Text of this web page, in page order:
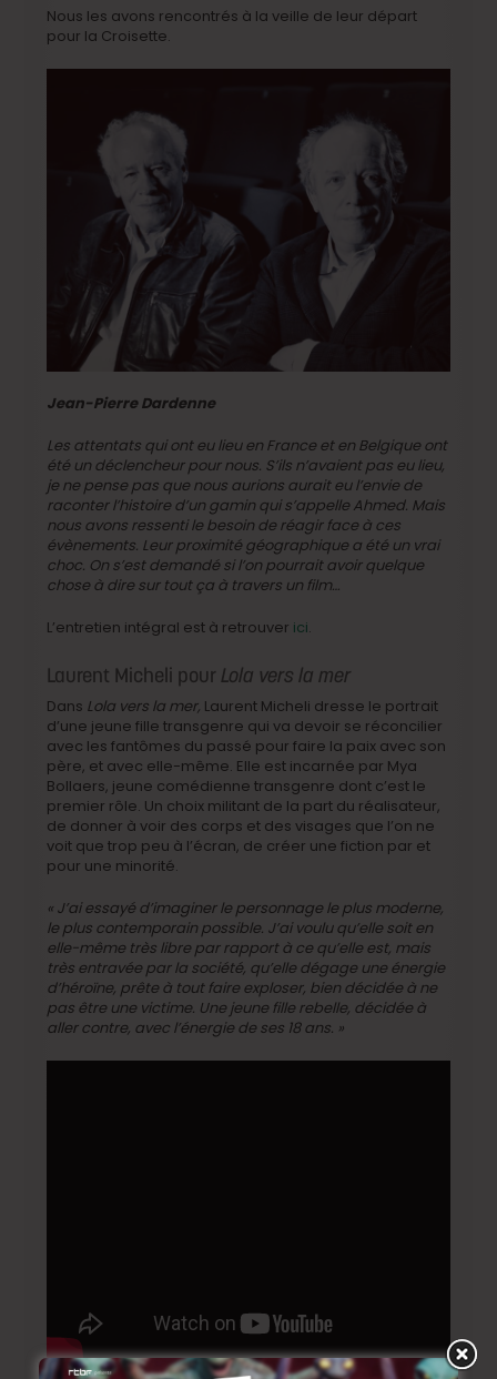
Nous les avons rencontrés à la veille de leur départ
pour la Croisette.
Jean-Pierre Dardenne
Les attentats qui ont eu lieu en France et en Belgique ont
été un déclencheur pour nous. S’ils n’avaient pas eu lieu,
je ne pense pas que nous aurions aurait eu l’envie de
raconter l’histoire d’un gamin qui s’appelle Ahmed. Mais
nous avons ressenti le besoin de réagir face à ces
évènements. Leur proximité géographique a été un vrai
choc. On s’est demandé si l’on pourrait avoir quelque
chose à dire sur tout ça à travers un film…
L’entretien intégral est à retrouver ici.
Laurent Micheli pour Lola vers la mer
Dans Lola vers la mer, Laurent Micheli dresse le portrait
d’une jeune fille transgenre qui va devoir se réconcilier
avec les fantômes du passé pour faire la paix avec son
père, et avec elle-même. Elle est incarnée par Mya
Bollaers, jeune comédienne transgenre dont c’est le
premier rôle. Un choix militant de la part du réalisateur,
de donner à voir des corps et des visages que l’on ne
voit que trop peu à l’écran, de créer une fiction par et
pour une minorité.
« J’ai essayé d’imaginer le personnage le plus moderne,
le plus contemporain possible. J’ai voulu qu’elle soit en
elle-même très libre par rapport à ce qu’elle est, mais
très entravée par la société, qu’elle dégage une énergie
d’héroïne, prête à tout faire exploser, bien décidée à ne
pas être une victime. Une jeune fille rebelle, décidée à
aller contre, avec l’énergie de ses 18 ans. »